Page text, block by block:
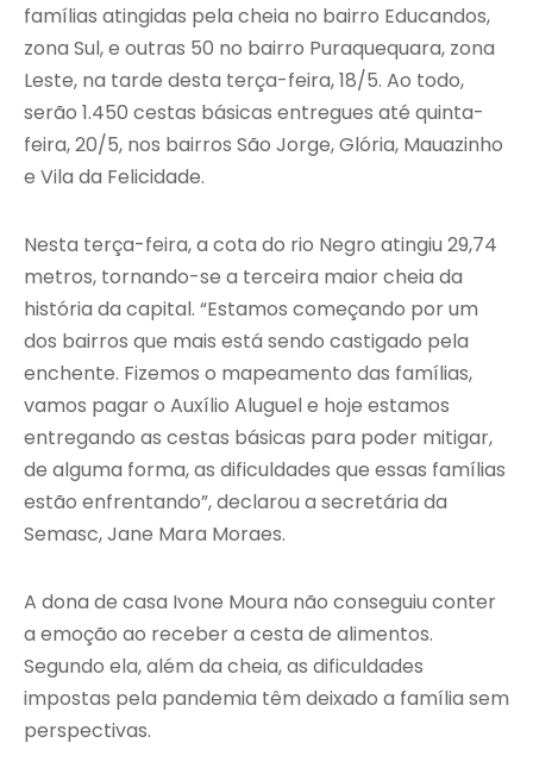
famílias atingidas pela cheia no bairro Educandos,
zona Sul, e outras 50 no bairro Puraquequara, zona
Leste, na tarde desta terça-feira, 18/5. Ao todo,
serão 1.450 cestas básicas entregues até quinta-
feira, 20/5, nos bairros São Jorge, Glória, Mauazinho
e Vila da Felicidade.
Nesta terça-feira, a cota do rio Negro atingiu 29,74
metros, tornando-se a terceira maior cheia da
história da capital. “Estamos começando por um
dos bairros que mais está sendo castigado pela
enchente. Fizemos o mapeamento das famílias,
vamos pagar o Auxílio Aluguel e hoje estamos
entregando as cestas básicas para poder mitigar,
de alguma forma, as dificuldades que essas famílias
estão enfrentando”, declarou a secretária da
Semasc, Jane Mara Moraes.
A dona de casa Ivone Moura não conseguiu conter
a emoção ao receber a cesta de alimentos.
Segundo ela, além da cheia, as dificuldades
impostas pela pandemia têm deixado a família sem
perspectivas.